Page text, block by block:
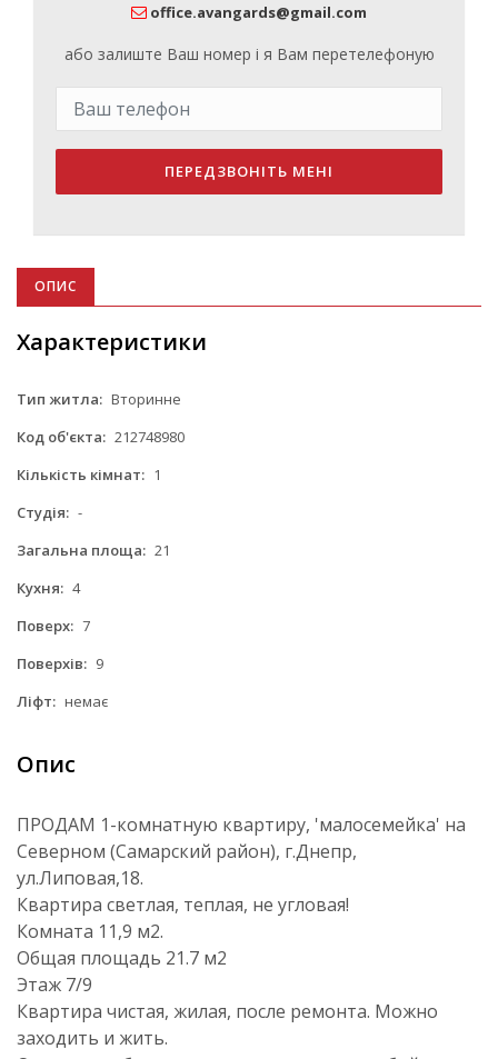
office.avangards@gmail.com
або залиште Ваш номер і я Вам перетелефоную
ПЕРЕДЗВОНІТЬ МЕНІ
ОПИС
Характеристики
Тип житла: Вторинне
Код об'єкта: 212748980
Кількість кімнат: 1
Студія: -
Загальна площа: 21
Кухня: 4
Поверх: 7
Поверхів: 9
Ліфт: немає
Опис
ПРОДАМ 1-комнатную квартиру, 'малосемейка' на
Северном (Самарский район), г.Днепр,
ул.Липовая,18.
Квартира светлая, теплая, не угловая!
Комната 11,9 м2.
Общая площадь 21.7 м2
Этаж 7/9
Квартира чистая, жилая, после ремонта. Можно
заходить и жить.